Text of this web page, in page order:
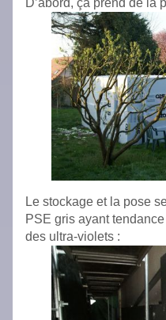
D’abord, ça prend de la
Le stockage et la pose
PSE gris ayant
des ultra-violets :